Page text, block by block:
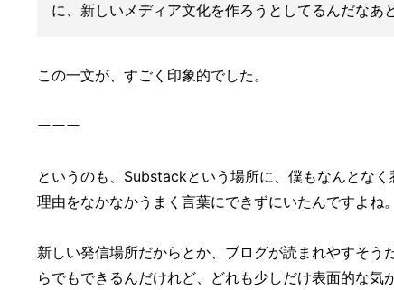
に、新しいメディア文化を作ろうとしてるんだなあ
この一文が、すごく印象的でした。
ーーー
というのも、Substackという場所に、僕もなんとな
理由をなかなかうまく言葉にできずにいたんですよね。
新しい発信場所だからとか、ブログが読まれやすそう
らでもできるんだけれど、どれも少しだけ表面的な気